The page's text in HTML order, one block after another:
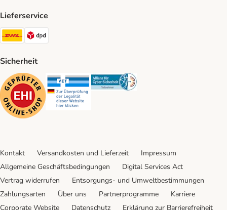
Lieferservice
DHL Shipping Method
Sicherheit
Security Security Security
Kontakt Versandkosten und Lieferzeit
Impressum
Allgemeine Geschäftsbedingungen
Digital Services Act
Vertrag widerrufen
Entsorgungs- und Umweltbestimmungen
Zahlungsarten
Über uns Partnerprogramme
Karriere
Corporate Website
Datenschutz Erklärung zur Barrierefreiheit